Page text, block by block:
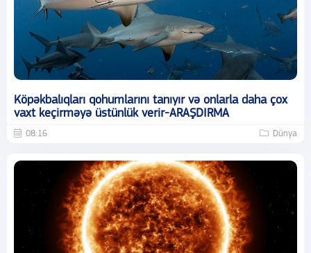
Köpəkbalıqları qohumlarını tanıyır və onlarla daha çox
vaxt keçirməyə üstünlük verir-ARAŞDIRMA
08:16 Dünya